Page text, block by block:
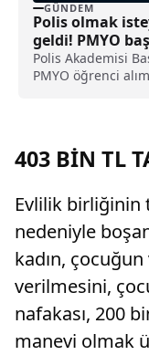
GÜNDEM
Polis olmak
geldi! PMYO
Polis Akademisi
PMYO öğrenci
403 BİN TL
Evlilik birliğinin
nedeniyle
kadın,
verilmesini,
nafakası, 200
manevi olmak